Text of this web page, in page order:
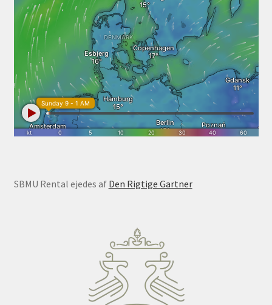
SBMU Rental ejedes af Den Rigtige Gartner